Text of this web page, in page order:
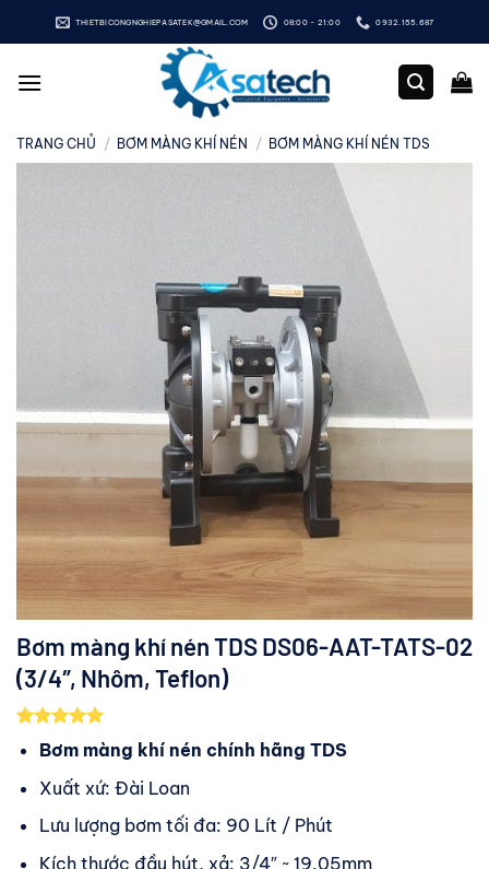
qua
dung
THIETBICONGNGHIEPASATEK@GMAIL.COM 08:00 - 21:00 0932.155.687
TRANG CHỦ / BƠM MÀNG KHÍ NÉN / BƠM MÀNG KHÍ NÉN TDS
Bơm màng khí nén TDS DS06-AAT-TATS-02
(3/4″, Nhôm, Teflon)
5.00trên 5
dựa trên
đánh giá
Bơm màng khí nén chính hãng TDS
Xuất xứ: Đài Loan
Lưu lượng bơm tối đa: 90 Lít / Phút
Kích thước đầu hút, xả: 3/4″ ~ 19.05mm